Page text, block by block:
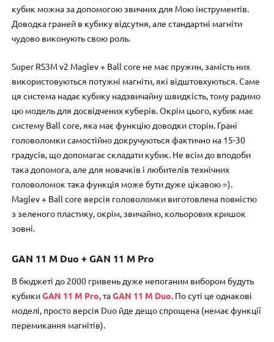
кубик можна за допомогою звичних для Мою інструментів.
Доводка граней в кубику відсутня, але стандартні магніти
чудово виконують свою роль.
Super RS3M v2 Maglev + Ball core не має пружин, замість них
використовуються потужні магніти, які відштовхуються. Саме
ця система надає кубику надзвичайну швидкість, тому радимо
цю модель для досвідчених куберів. Окрім цього, кубик має
систему Ball core, яка має функцію доводки сторін. Грані
головоломки самостійно докручуються фактично на 15-30
градусів, що допомагає складати кубик. Не всім до вподоби
така допомога, але для новачків і любителів технічних
головоломок така функція може бути дуже цікавою =).
Maglev + Ball core версія головоломки виготовлена повністю
з зеленого пластику, окрім, звичайно, кольорових кришок
зовні.
GAN 11 M Duo + GAN 11 M Pro
В бюджеті до 2000 гривень дуже непоганим вибором будуть
кубикиGAN 11 M Pro, таGAN 11 M Duo. По суті це однакові
моделі, просто версія Duo йде дещо спрощена (немає функції
перемикання магнітів).